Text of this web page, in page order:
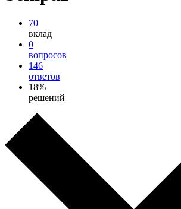
70
вклад
0
вопросов
146
ответов
18%
решений